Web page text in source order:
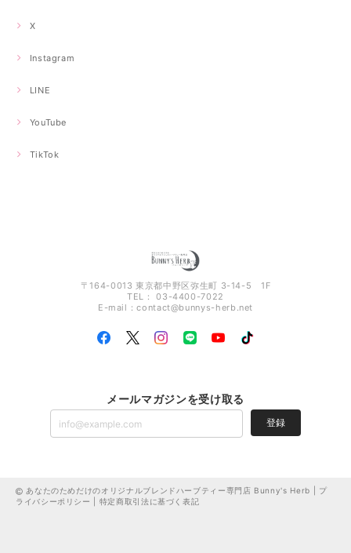
X
Instagram
LINE
YouTube
TikTok
〒164-0013 東京都中野区弥生町 3-14-5 1F
TEL： 03-4400-7022
E-mail：contact@bunnys-herb.net
メールマガジンを受け取る
登録
あなたのためだけのオリジナルブレンドハーブティー専門店 Bunny's Herb | プ
ライバシーポリシー
特定商取引法に基づく表記